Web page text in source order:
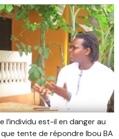
l’individu est-il en danger au
tente de répondre Ibou BA